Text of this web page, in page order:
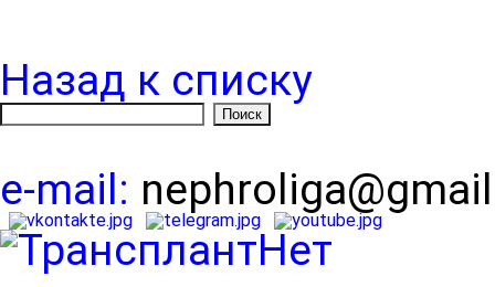
Назад к списку
e-mail: